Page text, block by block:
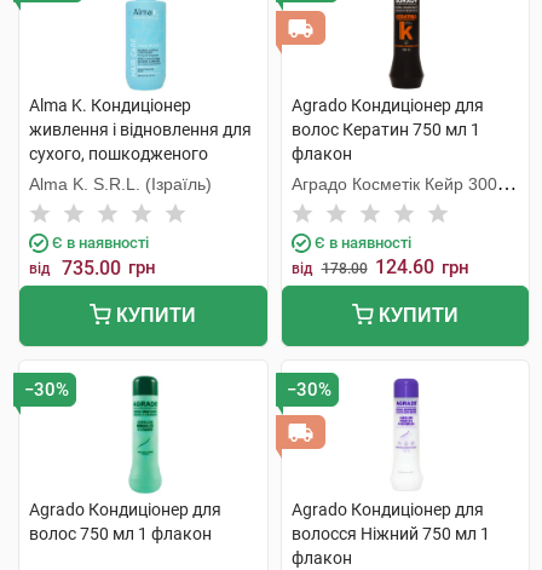
Alma K. Кондиціонер
живлення і відновлення для
сухого, пошкодженого
волосся 300 мл 1 флакон
Alma K. S.R.L. (Ізраїль)
Є в наявності
від 735.00 грн
КУПИТИ
Agrado Кондиціонер для
волос Кератин 750 мл 1
флакон
Аградо Косметік Кейр 3000
С.Л.У.
Є в наявності
від 178.00 124.60 грн
КУПИТИ
−30%
Agrado Кондиціонер для
волос 750 мл 1 флакон
−30%
Agrado Кондиціонер для
волосся Ніжний 750 мл 1
флакон